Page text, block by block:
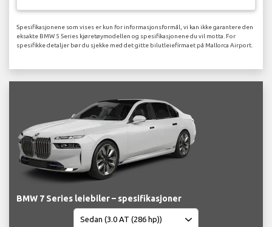
Spesifikasjonene som vises er kun for informasjonsformål, vi kan ikke garantere den
eksakte BMW 5 Series kjøretøymodellen og spesifikasjonene du vil motta. For
spesifikke detaljer bør du sjekke med det gitte bilutleiefirmaet på Mallorca Airport.
BMW 7 Series leiebiler – spesifikasjoner